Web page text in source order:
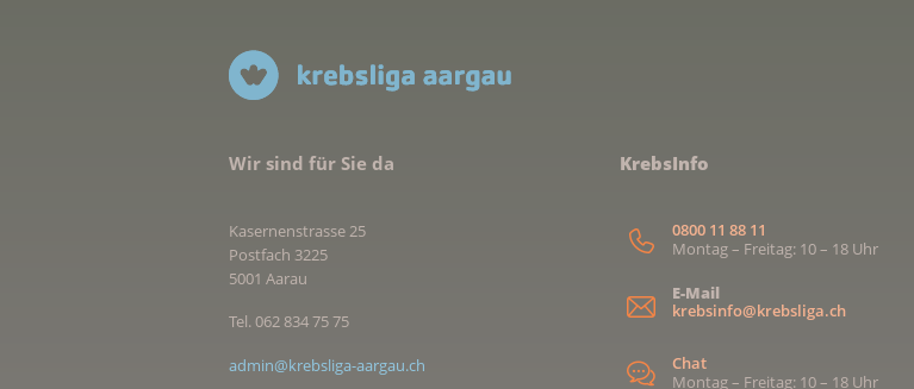
Wir sind für Sie da
Kasernenstrasse 25
Postfach 3225
5001 Aarau
Tel. 062 834 75 75
admin@krebsliga-aargau.ch
KrebsInfo
0800 11 88 11
Montag – Freitag: 10 – 18 Uhr
E-Mail
krebsinfo@krebsliga.ch
Chat
Montag – Freitag: 10 – 18 Uhr